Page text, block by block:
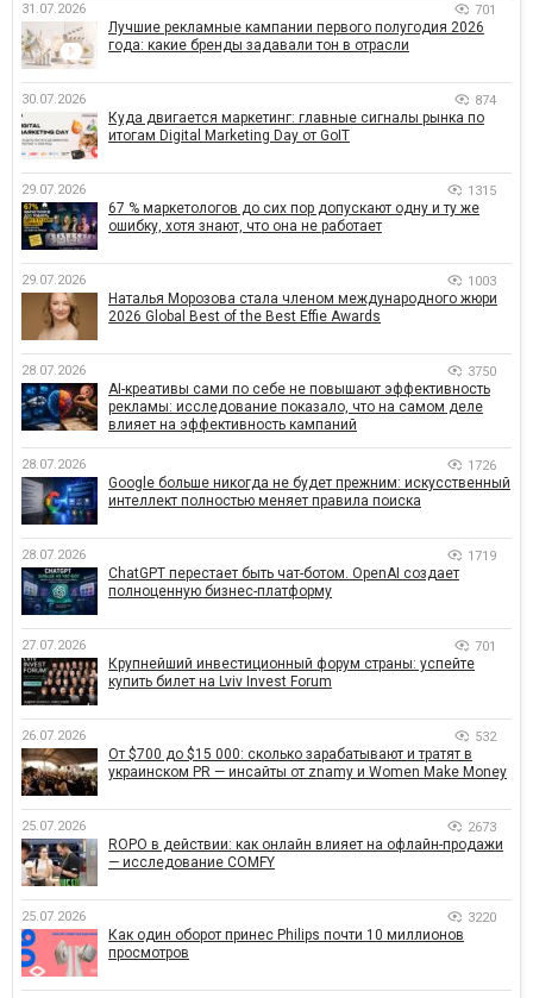
31.07.2026 701
Лучшие рекламные кампании первого полугодия 2026
года: какие бренды задавали тон в отрасли
30.07.2026 874
Куда двигается маркетинг: главные сигналы рынка по
итогам Digital Marketing Day от GoIT
29.07.2026 1315
67 % маркетологов до сих пор допускают одну и ту же
ошибку, хотя знают, что она не работает
29.07.2026 1003
Наталья Морозова стала членом международного жюри
2026 Global Best of the Best Effie Awards
28.07.2026 3750
AI-креативы сами по себе не повышают эффективность
рекламы: исследование показало, что на самом деле
влияет на эффективность кампаний
28.07.2026 1726
Google больше никогда не будет прежним: искусственный
интеллект полностью меняет правила поиска
28.07.2026 1719
ChatGPT перестает быть чат-ботом. OpenAI создает
полноценную бизнес-платформу
27.07.2026 701
Крупнейший инвестиционный форум страны: успейте
купить билет на Lviv Invest Forum
26.07.2026 532
От $700 до $15 000: сколько зарабатывают и тратят в
украинском PR — инсайты от znamy и Women Make Money
25.07.2026 2673
ROPO в действии: как онлайн влияет на офлайн-продажи
— исследование COMFY
25.07.2026 3220
Как один оборот принес Philips почти 10 миллионов
просмотров